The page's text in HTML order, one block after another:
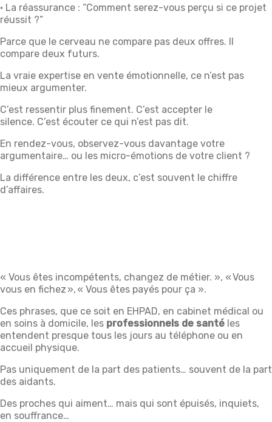
• La réassurance : “Comment serez-vous perçu si ce projet
réussit ?”
Parce que le cerveau ne compare pas deux offres. Il
compare deux futurs.
La vraie expertise en vente émotionnelle, ce n’est pas
mieux argumenter.
C’est ressentir plus finement. C’est accepter le
silence. C’est écouter ce qui n’est pas dit.
En rendez-vous, observez-vous davantage votre
argumentaire… ou les micro-émotions de votre client ?
La différence entre les deux, c’est souvent le chiffre
d’affaires.
« Vous êtes incompétents, changez de métier. », « Vous
vous en fichez », « Vous êtes payés pour ça ».
Ces phrases, que ce soit en EHPAD, en cabinet médical ou
en soins à domicile, les professionnels de santé les
entendent presque tous les jours au téléphone ou en
accueil physique.
Pas uniquement de la part des patients… souvent de la part
des aidants.
Des proches qui aiment… mais qui sont épuisés, inquiets,
en souffrance…